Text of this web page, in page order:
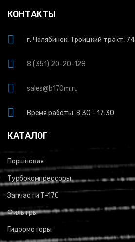
КОНТАКТЫ
г. Челябинск, Троицкий тракт, 74
8 (351) 20-20-128
sales@b170m.ru
Время работы: 8:30 - 17:30
КАТАЛОГ
Поршневая
Турбокомпрессоры
Запчасти Т-170
Фильтры
Гидромоторы